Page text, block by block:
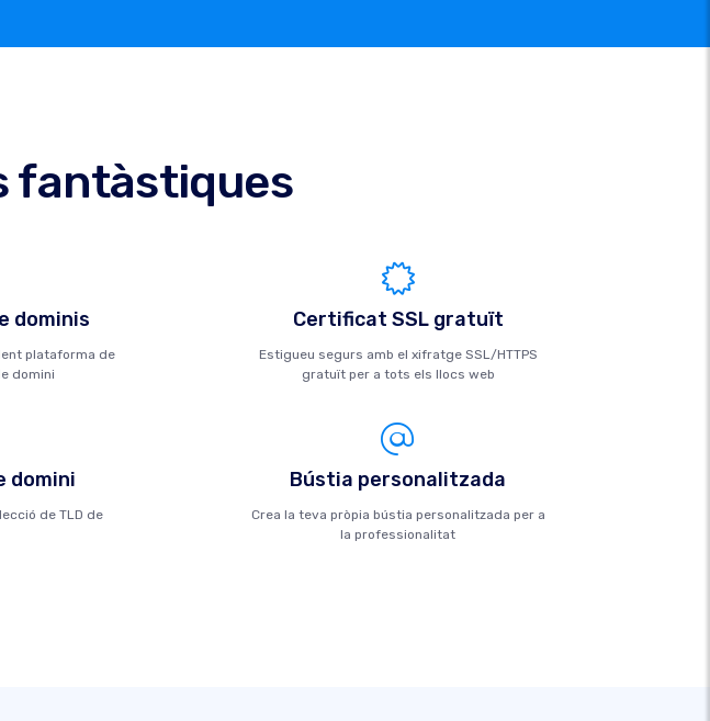
fantàstiques
dominis
plataforma de
domini
Certificat SSL gratuït
Estigueu segurs amb el xifratge SSL/HTTPS
gratuït per a tots els llocs web
domini
de TLD de
Bústia personalitzada
Crea la teva pròpia bústia personalitzada per a
la professionalitat